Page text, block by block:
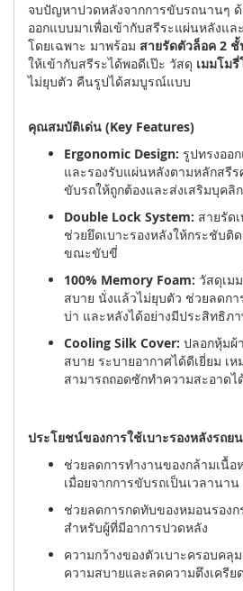
จบปัญหาปวดหลังจากการขับรถนานๆ ด้
ออกแบบมาเพื่อเข้ากับสรีระแผ่นหลังแล
โดยเฉพาะ มาพร้อม สายรัดตัวล็อค 2
ให้เข้ากับสรีระได้พอดีเป๊ะ วัสดุ เมมโม
ไม่ยุบตัว คืนรูปได้สมบูรณ์แบบ
คุณสมบัติเด่น (Key Features)
Ergonomic Design: รูปทรงออ
และรองรับแผ่นหลังตามหลักสรี
ขับรถให้ถูกต้องและส่งเสริมบุคลิ
Double Lock System: สายรัด
ช่วยยึดเบาะรองหลังให้กระชับติ
ขณะขับขี่
100% Memory Foam: วัสดุเม
สบาย นั่งแล้วไม่ยุบตัว ช่วยลดก
บ่า และหลังได้อย่างมีประสิทธิภ
Cooling Silk Cover: ปลอกหุ้มผ้
สบาย ระบายอากาศได้ดีเยี่ยม เ
สามารถถอดซักทำความสะอาดไ
ประโยชน์ของการใช้เบาะรองหลังรถย
ช่วยลดการทำงานของกล้ามเนื้อ
เมื่อยจากการขับรถเป็นเวลานาน
ช่วยลดการกดทับของหมอนรองก
สำหรับผู้ที่มีอาการปวดหลัง
ความกว้างของตัวเบาะครอบคลุ
ความสบายและลดความตึงเครี